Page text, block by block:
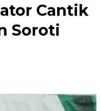
Cantik
Soroti